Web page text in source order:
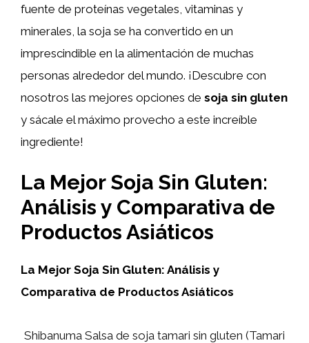
fuente de proteínas vegetales, vitaminas y
minerales, la soja se ha convertido en un
imprescindible en la alimentación de muchas
personas alrededor del mundo. ¡Descubre con
nosotros las mejores opciones de soja sin gluten
y sácale el máximo provecho a este increíble
ingrediente!
La Mejor Soja Sin Gluten:
Análisis y Comparativa de
Productos Asiáticos
La Mejor Soja Sin Gluten: Análisis y
Comparativa de Productos Asiáticos
Shibanuma Salsa de soja tamari sin gluten (Tamari